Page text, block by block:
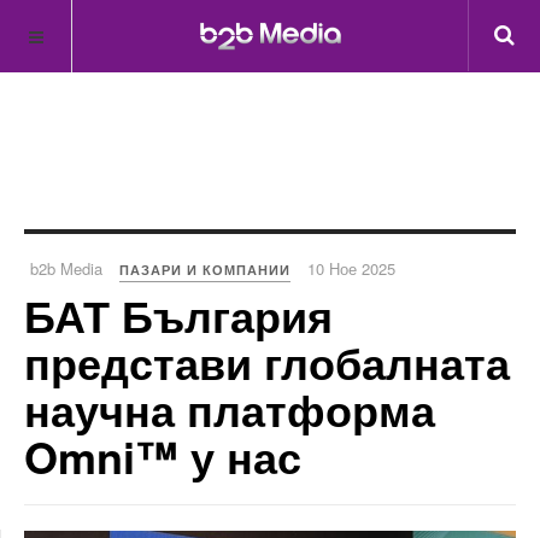
b2b Media ПАЗАРИ И КОМПАНИИ 10 Ное 2025
БАТ България
представи глобалната
научна платформа
Omni™ у нас